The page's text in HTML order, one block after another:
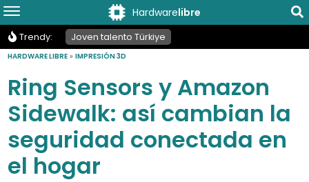
Hardwarelibre
Trendy: Joven talento Türkiye
HARDWARE LIBRE »IMPRESIÓN 3D
Ring Sensors y Amazon
Sidewalk: así cambian la
seguridad conectada en
el hogar